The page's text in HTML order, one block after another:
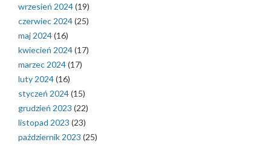
wrzesień 2024(19)
czerwiec 2024(25)
maj 2024(16)
kwiecień 2024(17)
marzec 2024(17)
luty 2024(16)
styczeń 2024(15)
grudzień 2023 (22)
listopad 2023 (23)
październik 2023 (25)